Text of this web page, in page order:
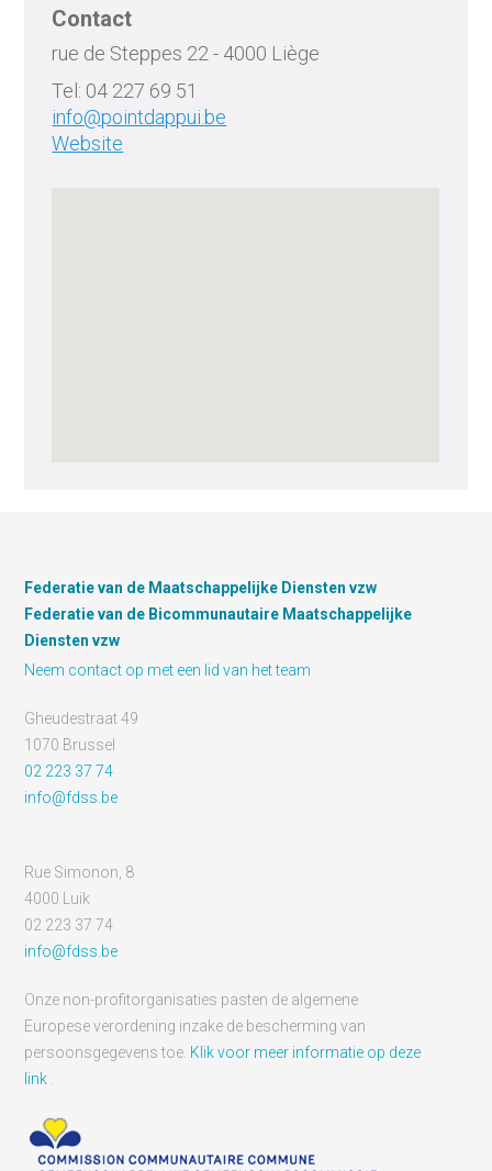
Contact
rue de Steppes 22 - 4000 Liège
Tel: 04 227 69 51
info@pointdappui.be
Website
Federatie van de Maatschappelijke Diensten vzw
Federatie van de Bicommunautaire Maatschappelijke
Diensten vzw
Neem contact op met een lid van het team
Gheudestraat 49
1070 Brussel
02 223 37 74
info@fdss.be
Rue Simonon, 8
4000 Luik
02 223 37 74
info@fdss.be
Onze non-profitorganisaties pasten de algemene
Europese verordening inzake de bescherming van
persoonsgegevens toe. Klik voor meer informatie op deze
link